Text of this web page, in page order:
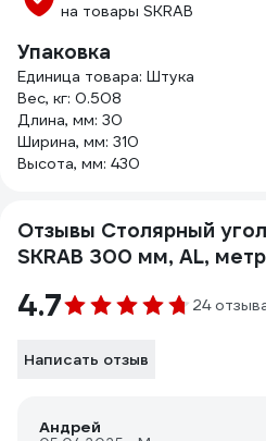
на товары SKRAB
Упаковка
Единица товара: Штука
Вес, кг: 0.508
Длина, мм: 30
Ширина, мм: 310
Высота, мм: 430
Отзывы Столярный
SKRAB 300 мм, AL,
4.7 24
Написать отзыв
Андрей